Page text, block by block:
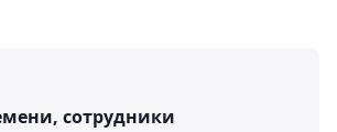
сотрудники